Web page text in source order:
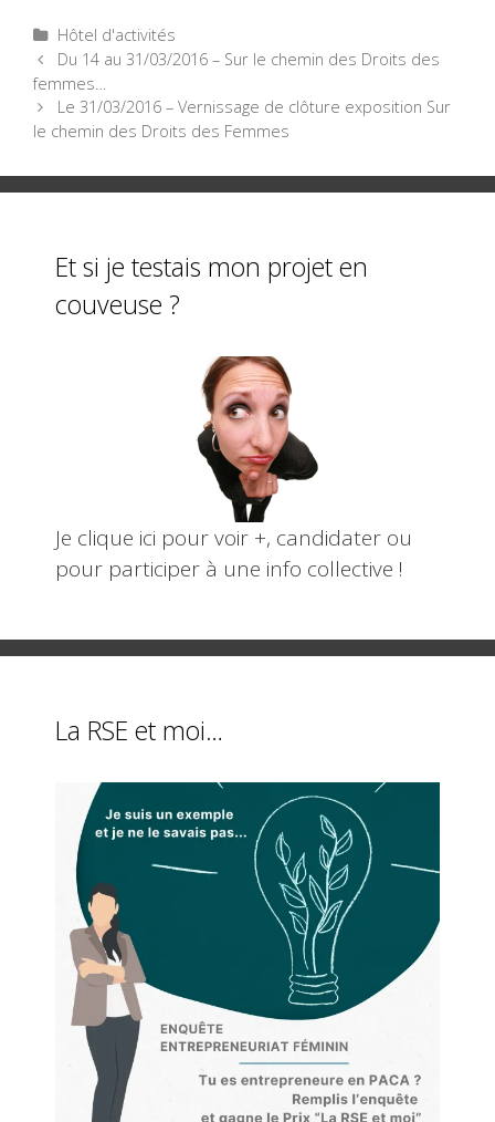
e
b
o
o
k
tt
er
ail
g
er
Catégories
Hôtel d'activités
Navigation
des
articles
Du 14 au 31/03/2016 – Sur le chemin des Droits des
femmes…
Le 31/03/2016 – Vernissage de clôture exposition Sur
le chemin des Droits des Femmes
Et si je testais mon projet en
couveuse ?
Je clique ici pour voir +, candidater ou
pour participer à une info collective !
La RSE et moi…